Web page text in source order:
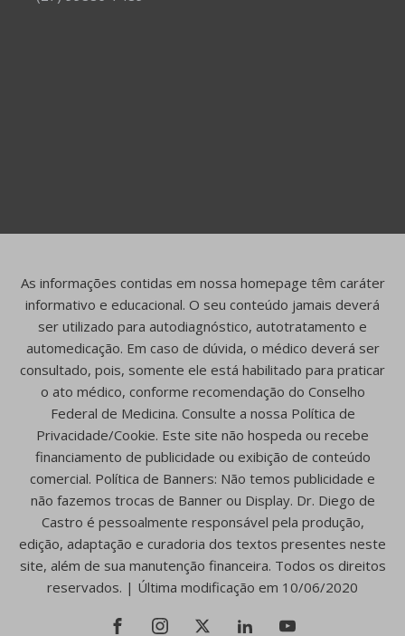
As informações contidas em nossa homepage têm caráter
informativo e educacional. O seu conteúdo jamais deverá
ser utilizado para autodiagnóstico, autotratamento e
automedicação. Em caso de dúvida, o médico deverá ser
consultado, pois, somente ele está habilitado para praticar
o ato médico, conforme recomendação do Conselho
Federal de Medicina. Consulte a nossa Política de
Privacidade/Cookie. Este site não hospeda ou recebe
financiamento de publicidade ou exibição de conteúdo
comercial. Política de Banners: Não temos publicidade e
não fazemos trocas de Banner ou Display. Dr. Diego de
Castro é pessoalmente responsável pela produção,
edição, adaptação e curadoria dos textos presentes neste
site, além de sua manutenção financeira. Todos os direitos
reservados. | Última modificação em 10/06/2020